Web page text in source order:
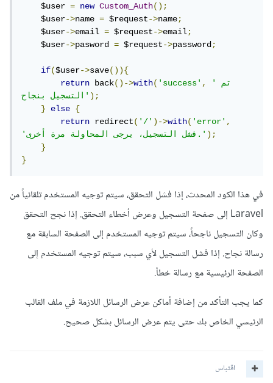
    $user
= new Custom_Auth();
    $user
->name = $request->name;
    $user
->email = $request->email;
    $user
->pasword = $request->password;
if($user->save()){
return back()->with('success',
'تم
التسجيل بنجاح');
}
else
{
return redirect('/')->with('error',
'فشل التسجيل، يرجى المحاولة مرة أخرى.');
}
}
في هذا الكود المحدث، إذا فشل التحقق، سيتم توجيه المستخدم تلقائياً من
Laravel إلى صفحة التسجيل وعرض أخطاء التحقق. إذا نجح التحقق
وكان التسجيل ناجحاً، سيتم توجيه المستخدم إلى الصفحة السابقة مع
رسالة نجاح. إذا فشل التسجيل لأي سبب، سيتم توجيه المستخدم إلى
الصفحة الرئيسية مع رسالة خطأ.
كما يجب التأكد من إضافة أماكن عرض الرسائل اللازمة في ملف القالب
الرئيسي الخاص بك حتى يتم عرض الرسائل بشكل صحيح.
اقتباس